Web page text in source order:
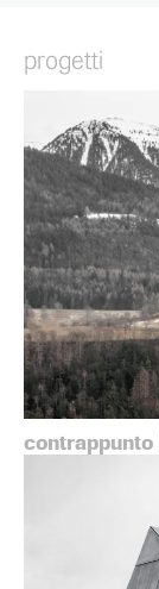
progetti
contrappunto